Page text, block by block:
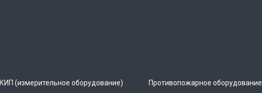
КИП (измерительное оборудование)
Противопожарное оборудование